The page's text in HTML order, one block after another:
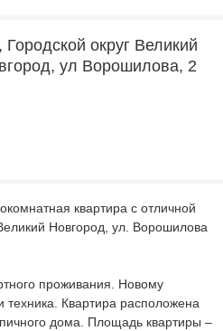
округ Великий
ул Ворошилова, 2
квартира с отличной
Новгород, ул. Ворошилова
проживания. Новому
техника. Квартира расположена
дoмa. Площадь квартиры –